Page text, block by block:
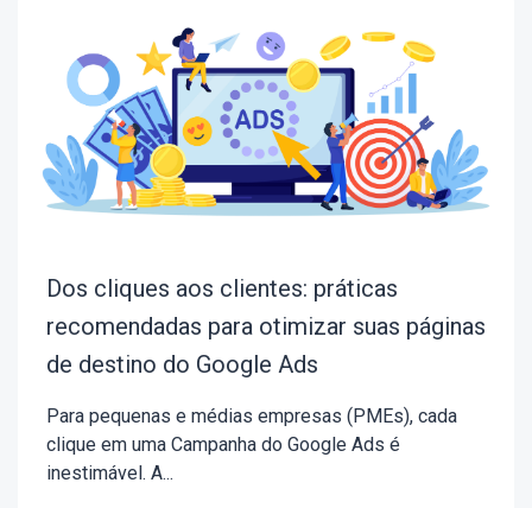
Dos cliques aos clientes: práticas
recomendadas para otimizar suas páginas
de destino do Google Ads
Para pequenas e médias empresas (PMEs), cada
clique em uma Campanha do Google Ads é
inestimável. A...